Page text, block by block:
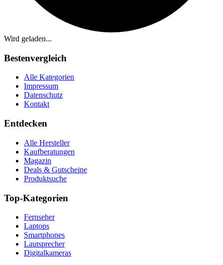
Wird geladen...
Bestenvergleich
Alle Kategorien
Impressum
Datenschutz
Kontakt
Entdecken
Alle Hersteller
Kaufberatungen
Magazin
Deals & Gutscheine
Produktsuche
Top-Kategorien
Fernseher
Laptops
Smartphones
Lautsprecher
Digitalkameras